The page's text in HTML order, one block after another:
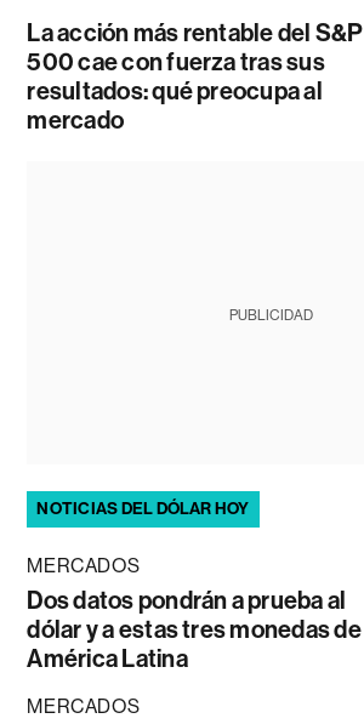
La acción más rentable del S&P
500 cae con fuerza tras sus
resultados: qué preocupa al
mercado
PUBLICIDAD
NOTICIAS DEL DÓLAR HOY
MERCADOS
Dos datos pondrán a prueba al
dólar y a estas tres monedas de
América Latina
MERCADOS